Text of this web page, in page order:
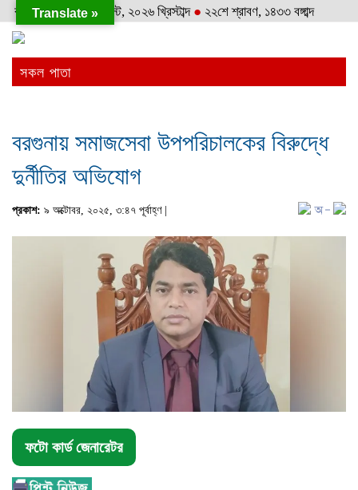
বৃহস্পতিবার●৬ই আগস্ট, ২০২৬ খ্রিস্টাব্দ ● ২২শে শ্রাবণ, ১৪৩৩ বঙ্গাব্দ
সকল পাতা
বরগুনায় সমাজসেবা উপপরিচালকের বিরুদ্ধে
দুর্নীতির অভিযোগ
প্রকাশ: ৯ অক্টোবর, ২০২৫, ৩:৪৭ পূর্বাহ্ণ |
ফটো কার্ড জেনারেটর
Translate »